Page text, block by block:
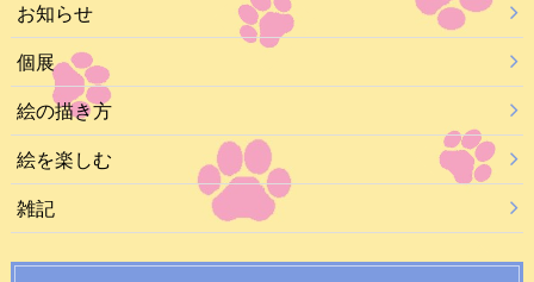
お知らせ
個展
絵の描き方
絵を楽しむ
雑記